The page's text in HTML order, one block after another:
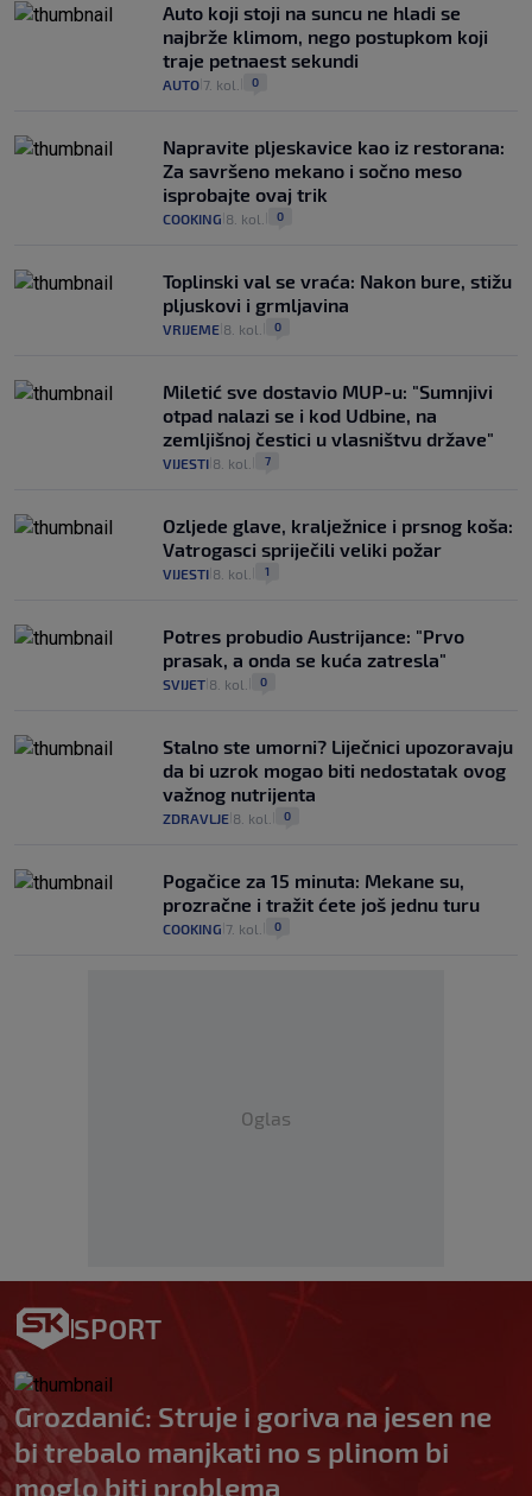
Auto koji stoji na suncu ne hladi se
najbrže klimom, nego postupkom koji
traje petnaest sekundi
AUTO 7. kol. 0
Napravite pljeskavice kao iz restorana:
Za savršeno mekano i sočno meso
isprobajte ovaj trik
COOKING 8. kol. 0
Toplinski val se vraća: Nakon bure, stižu
pljuskovi i grmljavina
VRIJEME 8. kol. 0
Miletić sve dostavio MUP-u: "Sumnjivi
otpad nalazi se i kod Udbine, na
zemljišnoj čestici u vlasništvu države"
VIJESTI 8. kol. 7
Ozljede glave, kralježnice i prsnog koša:
Vatrogasci spriječili veliki požar
VIJESTI 8. kol. 1
Potres probudio Austrijance: "Prvo
prasak, a onda se kuća zatresla"
SVIJET 8. kol. 0
Stalno ste umorni? Liječnici upozoravaju
da bi uzrok mogao biti nedostatak ovog
važnog nutrijenta
ZDRAVLJE 8. kol. 0
Pogačice za 15 minuta: Mekane su,
prozračne i tražit ćete još jednu turu
COOKING 7. kol. 0
Oglas
SPORT
Grozdanić: Struje i goriva na jesen ne
bi trebalo manjkati no s plinom bi
moglo biti problema